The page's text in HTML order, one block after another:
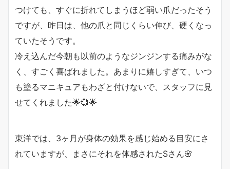
つけても、すぐに折れてしまうほど弱い爪だったそう
ですが、昨日は、他の爪と同じくらい伸び、硬くなっ
ていたそうです。
冷え込んだ今朝も以前のようなジンジンする痛みがな
く、すごく喜ばれました。あまりに嬉しすぎて、いつ
も塗るマニキュアもわざと付けないで、スタッフに見
せてくれました🌟💞🌟
東洋では、3ヶ月が身体の効果を感じ始める目安にさ
れていますが、まさにそれを体感されたSさん🌸